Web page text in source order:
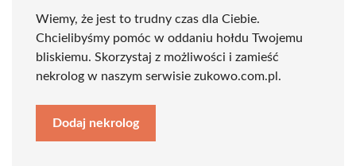
Wiemy, że jest to trudny czas dla Ciebie.
Chcielibyśmy pomóc w oddaniu hołdu Twojemu
bliskiemu. Skorzystaj z możliwości i zamieść
nekrolog w naszym serwisie zukowo.com.pl.
Dodaj nekrolog